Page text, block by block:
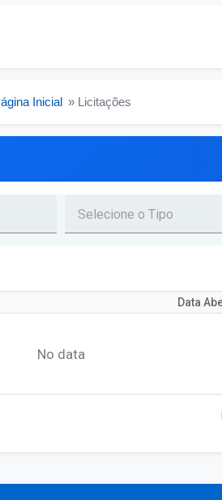
Inicial » Licitações
No data